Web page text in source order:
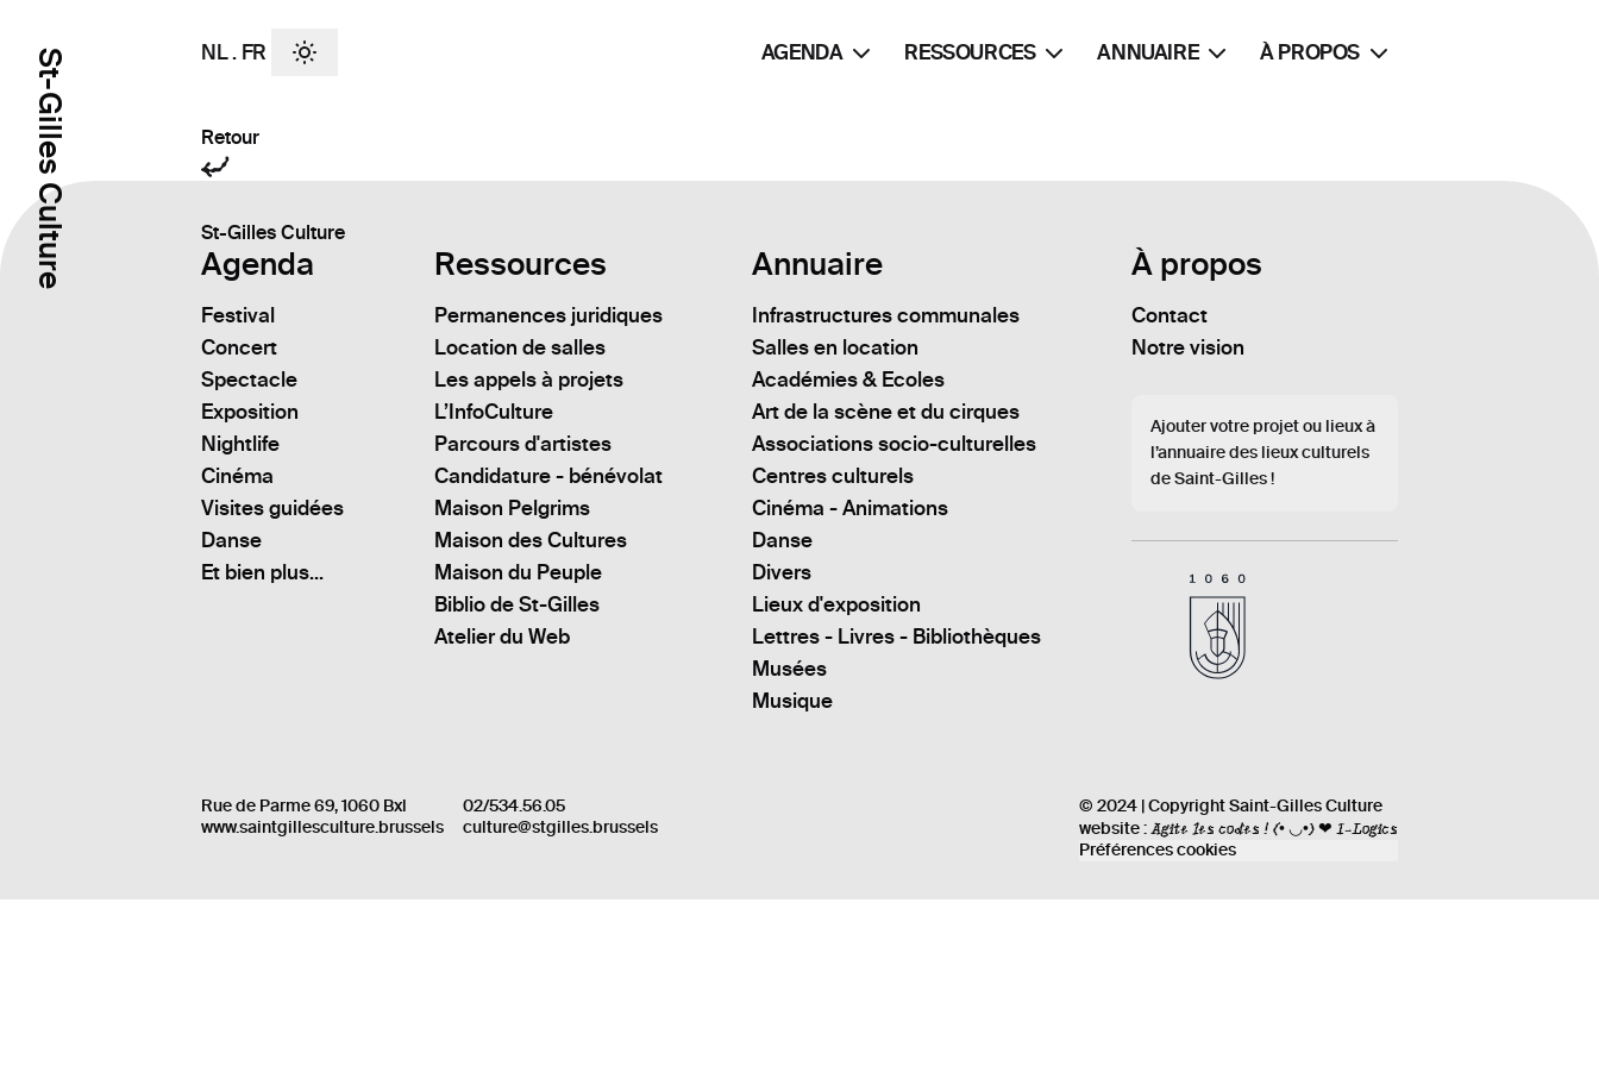
St-Gilles Culture NL . FR AGENDA RESSOURCES ANNUAIRE À PROPOS
Retour
St-Gilles Culture
Agenda
Festival
Concert
Spectacle
Exposition
Nightlife
Cinéma
Visites guidées
Danse
Et bien plus...
Ressources
Permanences juridiques
Location de salles
Les appels à projets
L’InfoCulture
Parcours d'artistes
Candidature - bénévolat
Maison Pelgrims
Maison des Cultures
Maison du Peuple
Biblio de St-Gilles
Atelier du Web
Annuaire
Infrastructures communales
Salles en location
Académies & Ecoles
Art de la scène et du cirques
Associations socio-culturelles
Centres culturels
Cinéma - Animations
Danse
Divers
Lieux d'exposition
Lettres - Livres - Bibliothèques
Musées
Musique
À propos
Contact
Notre vision
Ajouter votre projet ou lieux à
l’annuaire des lieux culturels
de Saint-Gilles !
Rue de Parme 69, 1060 Bxl
www.saintgillesculture.brussels
02/534.56.05
culture@stgilles.brussels
© 2024 | Copyright Saint-Gilles Culture
website :Agite les codes ! (• ◡•) ❤ I-Logics
Préférences cookies